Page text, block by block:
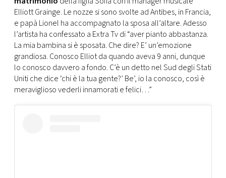
CONSIGLIA
Elliott Grainge. Le nozze si sono svolte ad Antibes, in Francia,
e papà Lionel ha accompagnato la sposa all’altare. Adesso
l’artista ha confessato a Extra Tv di “aver pianto abbastanza.
La mia bambina si è sposata. Che dire? E’ un’emozione
grandiosa. Conosco Elliot da quando aveva 9 anni, dunque
lo conosco davvero a fondo. C’è un detto nel Sud degli Stati
Uniti che dice ‘chi è la tua gente?’ Be’, io la conosco, così è
meraviglioso vederli innamorati e felici…”